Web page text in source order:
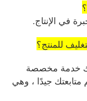
للمنتج؟
لك خدمة مخصصة
متابعتك جيدًا ، وهي